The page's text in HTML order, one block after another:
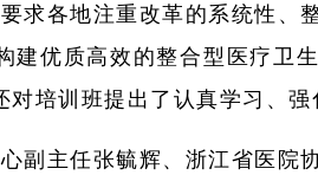
求各地注重改革的系统性、
优质高效的整合型医疗卫
培训班提出了认真学习、强
副主任张毓辉、浙江省医院